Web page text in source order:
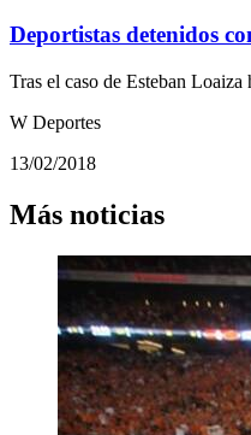
Deportistas detenidos
Tras el caso de Esteban
W Deportes
13/02/2018
Más noticias